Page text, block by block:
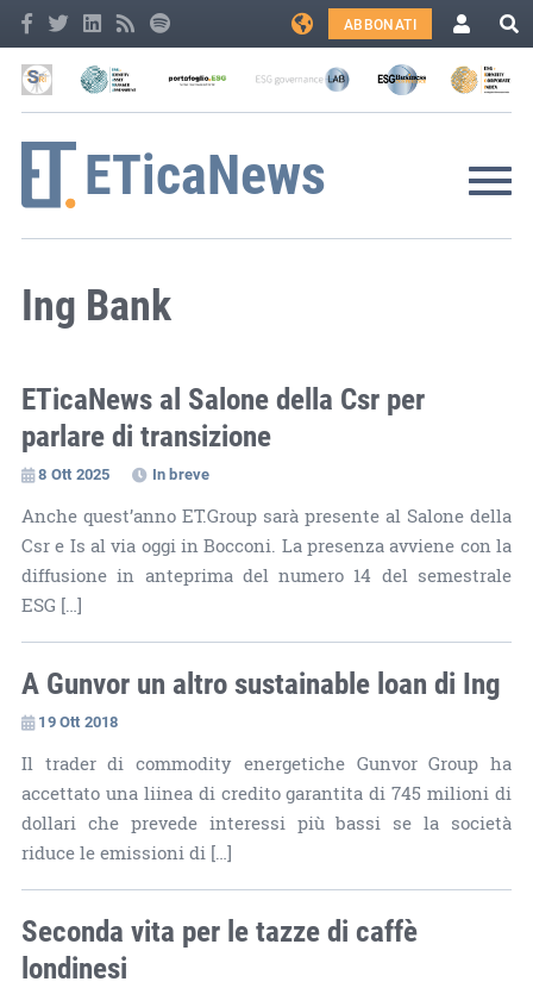
ABBONATI
Ing Bank
ETicaNews al Salone della Csr per
parlare di transizione
8 Ott 2025 In breve
Anche quest’anno ET.Group sarà presente al Salone della
Csr e Is al via oggi in Bocconi. La presenza avviene con la
diffusione in anteprima del numero 14 del semestrale
ESG […]
A Gunvor un altro sustainable loan di Ing
19 Ott 2018
Il trader di commodity energetiche Gunvor Group ha
accettato una liinea di credito garantita di 745 milioni di
dollari che prevede interessi più bassi se la società
riduce le emissioni di […]
Seconda vita per le tazze di caffè
londinesi